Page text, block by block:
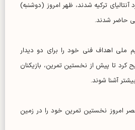
آنتالیای ترکیه شدند، ظهر امروز (دوشنبه)
حاضر شدند.
ملی اهداف فنی خود را برای دو دیدار
کرد تا پیش از نخستین تمرین، بازیکنان
آشنا شوند.
امروز نخستین تمرین خود را در زمین